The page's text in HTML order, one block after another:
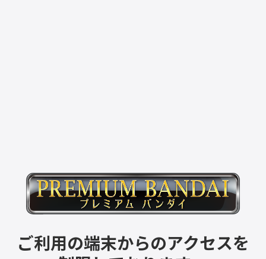
ご利用の端末からのアクセスを